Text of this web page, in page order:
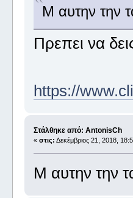
Μ αυτην την
Πρεπει να
https://
Στάλθηκε από: AntonisCh
« στις: Δεκέμβριος 21, 2018,
Μ αυτην την